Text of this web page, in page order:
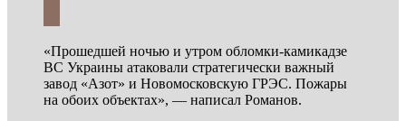
«Прошедшей ночью и утром обломки-камикадзе
ВС Украины атаковали стратегически важный
завод «Азот» и Новомосковскую ГРЭС. Пожары
на обоих объектах», — написал Романов.